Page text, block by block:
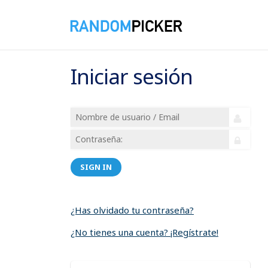
Iniciar sesión
SIGN IN
¿Has olvidado tu contraseña?
¿No tienes una cuenta? ¡Regístrate!